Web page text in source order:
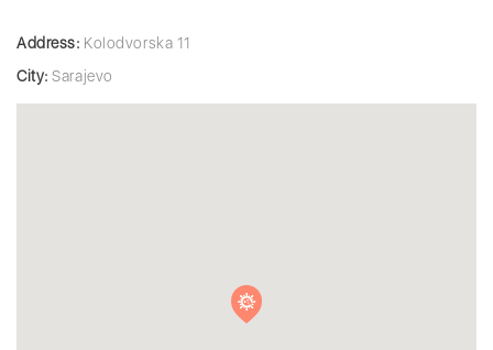
Address: Kolodvorska 11
City: Sarajevo